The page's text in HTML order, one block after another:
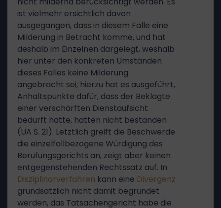
ist vielmehr ersichtlich davon
ausgegangen, dass in diesem Falle eine
Milderung in Betracht komme, und hat
deshalb im Einzelnen dargelegt, weshalb
hier unter den konkreten Umständen
dieses Falles keine Milderung
angebracht sei; hierzu hat es ausgeführt,
Anhaltspunkte dafür, dass der Beklagte
einer verschärften Dienstaufsicht
bedurft hätte, hätten nicht bestanden
(UA S. 21). Letztlich greift die Beschwerde
die einzelfallbezogene Würdigung des
Berufungsgerichts an, zeigt aber keinen
entgegenstehenden Rechtssatz auf. In
Disziplinarverfahren kann eine Divergenz
grundsätzlich nicht damit begründet
werden, das Tatsachengericht habe die